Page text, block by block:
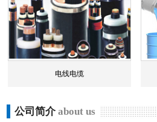
电线电缆
公司简介about us